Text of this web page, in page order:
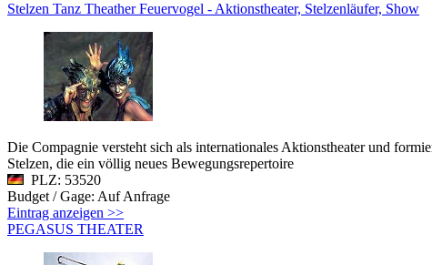
Stelzen Tanz Theather Feuervogel - Aktionstheater, Stelzenläufer, Show
Die Compagnie versteht sich als internationales Aktionstheater und
Stelzen, die ein völlig neues Bewegungsrepertoire
PLZ: 53520
Budget / Gage: Auf Anfrage
Eintrag anzeigen >>
PEGASUS THEATER